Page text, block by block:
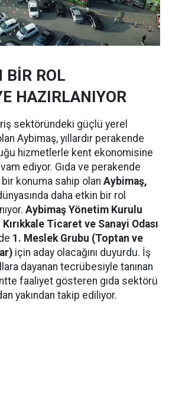
BİR ROL
HAZIRLANIYOR
sektöründeki güçlü yerel
Aybimaş, yıllardır perakende
hizmetlerle kent ekonomisine
ediyor. Gıda ve perakende
konuma sahip olan Aybimaş,
daha etkin bir rol
Aybimaş Yönetim Kurulu
Kırıkkale Ticaret ve Sanayi Odası
1. Meslek Grubu (Toptan ve
için aday olacağını duyurdu. İş
dayanan tecrübesiyle tanınan
faaliyet gösteren gıda sektörü
yakından takip ediliyor.